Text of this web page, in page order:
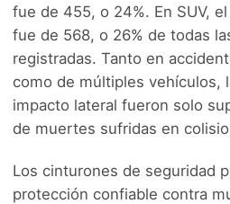
fue de 455, o 24%. En SUV,
fue de 568, o 26% de todas
registradas. Tanto en
como de múltiples vehículos,
impacto lateral fueron solo
de muertes sufridas en
Los cinturones de seguridad
protección confiable contra